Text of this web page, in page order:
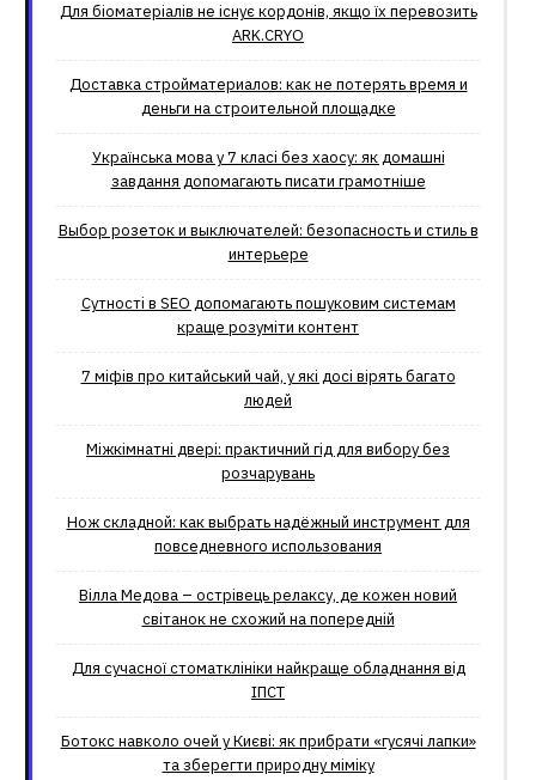
Для біоматеріалів не існує кордонів, якщо їх перевозить
ARK.CRYO
Доставка стройматериалов: как не потерять время и
деньги на строительной площадке
Українська мова у 7 класі без хаосу: як домашні
завдання допомагають писати грамотніше
Выбор розеток и выключателей: безопасность и стиль в
интерьере
Сутності в SEO допомагають пошуковим системам
краще розуміти контент
7 міфів про китайський чай, у які досі вірять багато
людей
Міжкімнатні двері: практичний гід для вибору без
розчарувань
Нож складной: как выбрать надёжный инструмент для
повседневного использования
Вілла Медова – острівець релаксу, де кожен новий
світанок не схожий на попередній
Для сучасної стоматклініки найкраще обладнання від
ІПСТ
Ботокс навколо очей у Києві: як прибрати «гусячі лапки»
та зберегти природну міміку